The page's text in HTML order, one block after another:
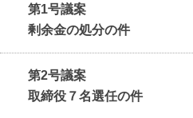
第1号議案
剰余金の処分の件
第2号議案
取締役７名選任の件